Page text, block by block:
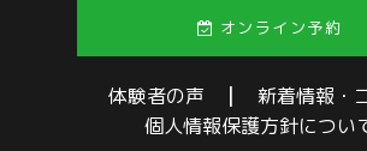
オンライン予約
体験者の声 | 新着情報・
個人情報保護方針につい